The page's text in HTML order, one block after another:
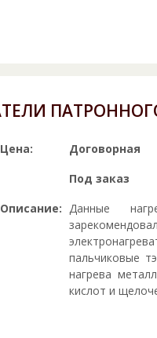
Цена:
Договорная
Под заказ
Описание: Данные
пальчиковые
нагрева
кислот и